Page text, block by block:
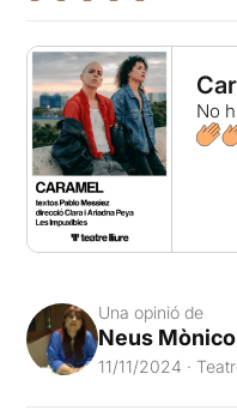
No
Una opinió de
Neus
11/11/2024 ·